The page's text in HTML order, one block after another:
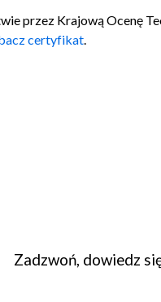
przez Krajową Ocenę
certyfikat.
Zadzwoń, dowiedz